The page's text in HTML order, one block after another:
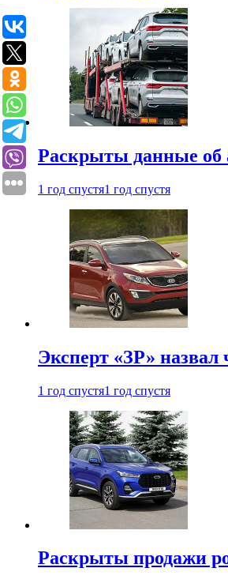
Раскрыты данные об
1 год спустя1 год спустя
Эксперт «ЗР» назвал
1 год спустя1 год спустя
Раскрыты продажи